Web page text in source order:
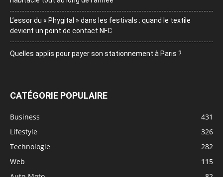
L’essor du « Phygital » dans les festivals : quand le textile
devient un point de contact NFC
Quelles applis pour payer son stationnement à Paris ?
CATÉGORIE POPULAIRE
Business
431
Lifestyle
326
Technologie
282
Web
115